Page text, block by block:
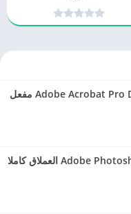
برنامج Adobe Acrobat Pro DC 2025.001.20458 مفعل
برنامج Adobe Photoshop 2026 v27.3.1.4 العملاق كاملا